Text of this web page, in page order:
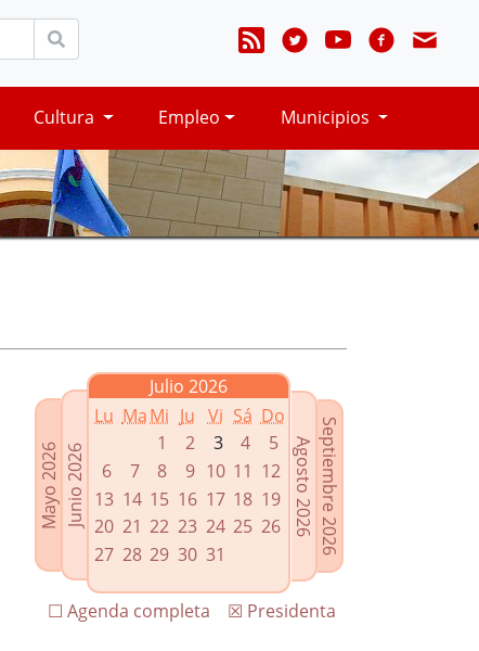
Cultura Empleo Municipios
Mayo 2026Junio 2026
Julio 2026
Lu MaMi Ju Vi Sá Do
1
2 3 4
5
6
7 8 9 10 11 12
13 14 15 16 17 18 19
20 21 22 23 24 25 26
27 28 29 30 31 Septiembre 2026
Agosto 2026
☒ Presidenta
☐ Agenda completa